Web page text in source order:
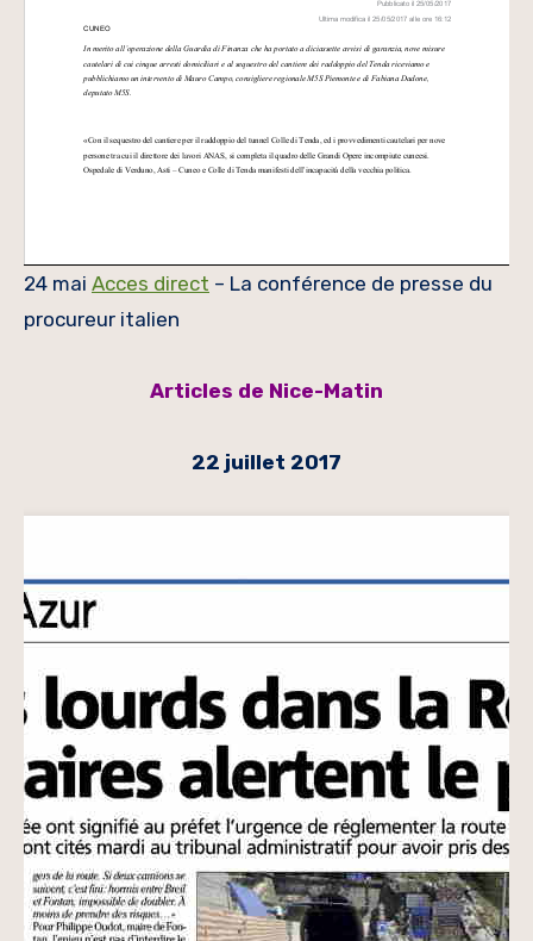
24 mai Acces direct – La conférence de presse du
procureur italien
Articles de Nice-Matin
22 juillet 2017